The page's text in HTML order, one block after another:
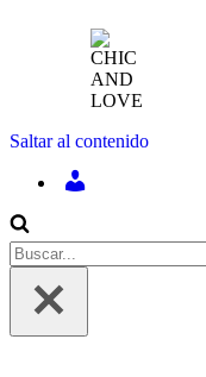
Saltar al contenido
REGÍSTRATE
Buscar...